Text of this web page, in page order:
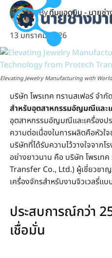
Byทีมแอดมิน - นายช่า
13 มกราคม 2026
Elevating Jewelry Manufacturing with
บริษัท โพรเทค ทรานสเฟอร์ จำกัด
สำหรับอุตสาหกรรมอัญมณีและเ
อุตสาหกรรมอัญมณีและเครื่องป
ความต่อเนื่องในการผลิตคือหัวใ
บริษัทที่ได้รับความไว้วางใจจาก
อย่างยาวนาน คือ บริษัท โพรเท
Transfer Co., Ltd.) ผู้เชี่ยวชา
เครื่องจักรสำหรับงานจิวเวลรี่แ
ประสบการณ์กว่า
เชื่อมั่น